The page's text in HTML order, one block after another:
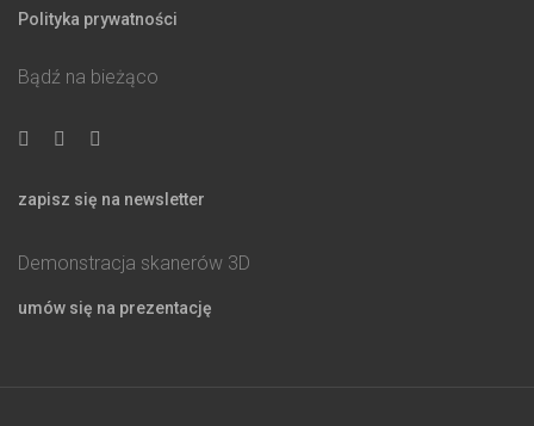
Polityka prywatności
Bądź na bieżąco
zapisz się na newsletter
Demonstracja skanerów 3D
umów się na prezentację